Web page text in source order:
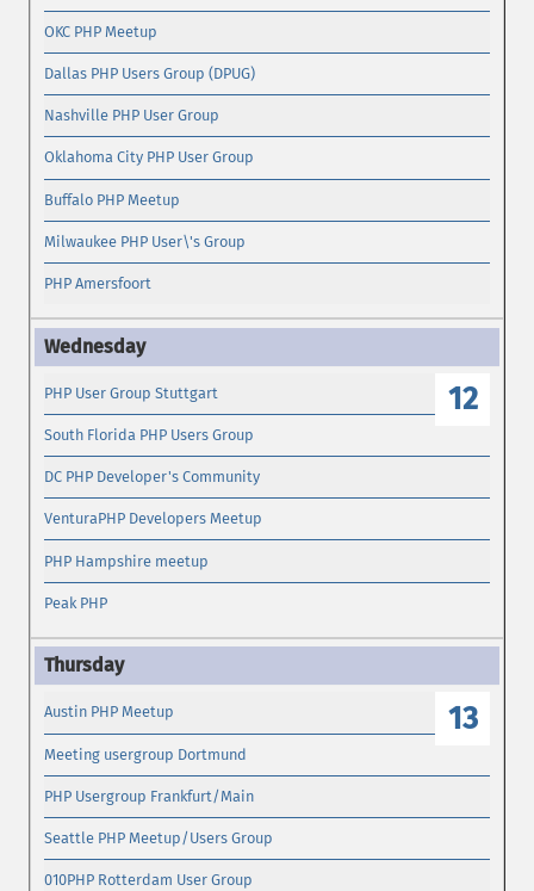
OKC PHP Meetup
Dallas PHP Users Group (DPUG)
Nashville PHP User Group
Oklahoma City PHP User Group
Buffalo PHP Meetup
Milwaukee PHP User\'s Group
PHP Amersfoort
12
PHP User Group Stuttgart
South Florida PHP Users Group
DC PHP Developer's Community
VenturaPHP Developers Meetup
PHP Hampshire meetup
Peak PHP
13
Austin PHP Meetup
Meeting usergroup Dortmund
PHP Usergroup Frankfurt/Main
Seattle PHP Meetup/Users Group
010PHP Rotterdam User Group